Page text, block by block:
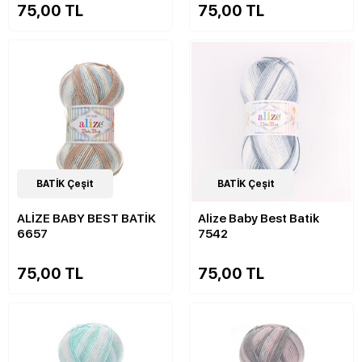
75,00 TL 75,00 TL
22Çeşit
BATİK Çeşit
ALİZE BABY BEST BATİK
6657
75,00 TL
22Çeşit
BATİK Çeşit
Alize Baby Best Batik
7542
75,00 TL